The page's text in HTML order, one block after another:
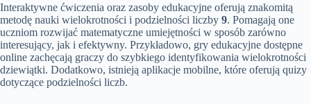
Interaktywne ćwiczenia oraz zasoby edukacyjne oferują znakomitą
metodę nauki wielokrotności i podzielności liczby 9. Pomagają one
uczniom rozwijać matematyczne umiejętności w sposób zarówno
interesujący, jak i efektywny. Przykładowo, gry edukacyjne dostępne
online zachęcają graczy do szybkiego identyfikowania wielokrotności
dziewiątki. Dodatkowo, istnieją aplikacje mobilne, które oferują quizy
dotyczące podzielności liczb.